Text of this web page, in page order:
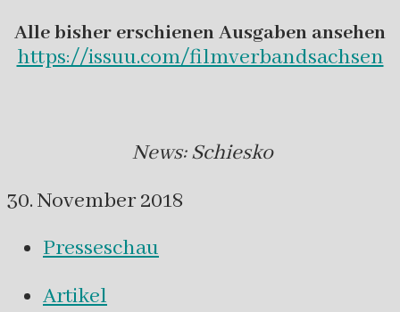
Alle bisher erschienen Ausgaben ansehen
https://issuu.com/filmverbandsachsen
News: Schiesko
30. November 2018
Presseschau
Artikel